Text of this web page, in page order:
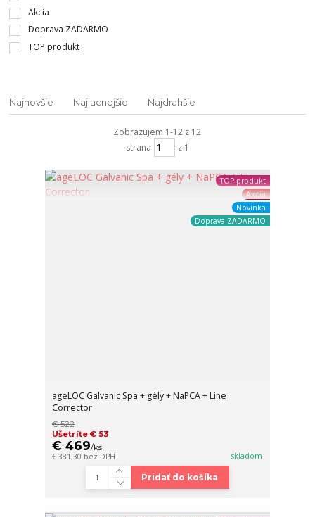
Akcia
Doprava ZADARMO
TOP produkt
Najnovšie Najlacnejšie Najdrahšie
Zobrazujem 1-12 z 12
strana
z 1
TOP produkt
Akcia
Novinka
Doprava ZADARMO
ageLOC Galvanic Spa + gély + NaPCA + Line
Corrector
€ 522
Ušetríte € 53
€ 469/ks
€ 381,30 bez DPH skladom
Pridať do košíka